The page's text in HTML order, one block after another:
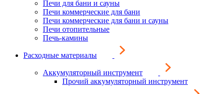
Печи для бани и сауны
Печи коммерческие для бани
Печи коммерческие для бани и сауны
Печи отопительные
Печь-камины
Расходные материалы
Аккумуляторный инструмент
Прочий аккумуляторный инструмент